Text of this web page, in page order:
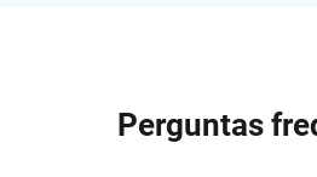
Perguntas